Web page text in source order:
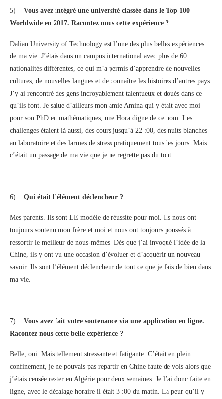
5) Vous avez intégré une université classée dans le Top 100
Worldwide en 2017. Racontez nous cette expérience ?
Dalian University of Technology est l’une des plus belles expériences
de ma vie. J’étais dans un campus international avec plus de 60
nationalités différentes, ce qui m’a permis d’apprendre de nouvelles
cultures, de nouvelles langues et de connaître les histoires d’autres pays.
J’y ai rencontré des gens incroyablement talentueux et doués dans ce
qu’ils font. Je salue d’ailleurs mon amie Amina qui y était avec moi
pour son PhD en mathématiques, une Hora digne de ce nom. Les
challenges étaient là aussi, des cours jusqu’à 22 :00, des nuits blanches
au laboratoire et des larmes de stress pratiquement tous les jours. Mais
c’était un passage de ma vie que je ne regrette pas du tout.
6) Qui était l’élément déclencheur ?
Mes parents. Ils sont LE modèle de réussite pour moi. Ils nous ont
toujours soutenu mon frère et moi et nous ont toujours poussés à
ressortir le meilleur de nous-mêmes. Dès que j’ai invoqué l’idée de la
Chine, ils y ont vu une occasion d’évoluer et d’acquérir un nouveau
savoir. Ils sont l’élément déclencheur de tout ce que je fais de bien dans
ma vie.
7)
Vous avez fait votre soutenance via une application en ligne.
Racontez nous cette belle expérience ?
Belle, oui. Mais tellement stressante et fatigante. C’était en plein
confinement, je ne pouvais pas repartir en Chine faute de vols alors que
j’étais censée rester en Algérie pour deux semaines. Je l’ai donc faite en
ligne, avec le décalage horaire il était 3 :00 du matin. La peur qu’il y